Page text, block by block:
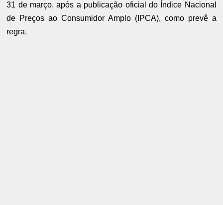
31 de março, após a publicação oficial do Índice Nacional
de Preços ao Consumidor Amplo (IPCA), como prevê a
regra.